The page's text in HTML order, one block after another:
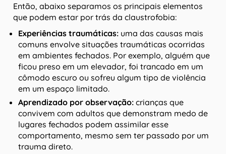
Então, abaixo separamos os principais elementos
que podem estar por trás da claustrofobia:
Experiências traumáticas: uma das causas mais
comuns envolve situações traumáticas ocorridas
em ambientes fechados. Por exemplo, alguém que
ficou preso em um elevador, foi trancado em um
cômodo escuro ou sofreu algum tipo de violência
em um espaço limitado.
Aprendizado por observação: crianças que
convivem com adultos que demonstram medo de
lugares fechados podem assimilar esse
comportamento, mesmo sem ter passado por um
trauma direto.